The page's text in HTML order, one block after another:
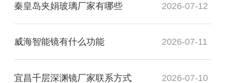
秦皇岛夹娟玻璃厂家有哪些 2026-07-12
威海智能镜有什么功能 2026-07-11
宜昌千层深渊镜厂家联系方式 2026-07-10